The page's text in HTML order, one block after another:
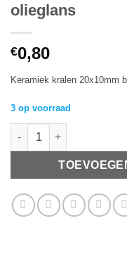
olieglans
€0,80
Keramiek kralen 20x10mm
3 op voorraad
Keramiek kralen